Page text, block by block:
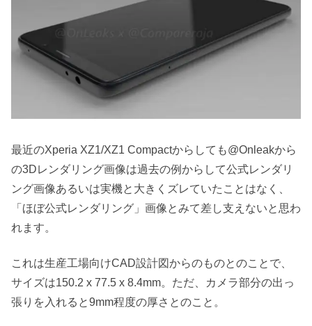
最近のXperia XZ1/XZ1 Compactからしても@Onleakから
の3Dレンダリング画像は過去の例からして公式レンダリ
ング画像あるいは実機と大きくズレていたことはなく、
「ほぼ公式レンダリング」画像とみて差し支えないと思わ
れます。
これは生産工場向けCAD設計図からのものとのことで、
サイズは150.2 x 77.5 x 8.4mm。ただ、カメラ部分の出っ
張りを入れると9mm程度の厚さとのこと。